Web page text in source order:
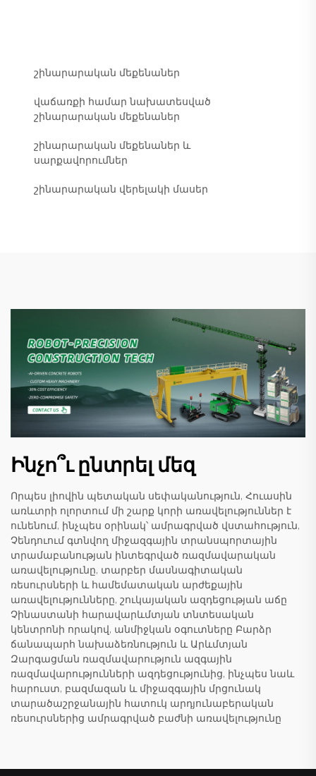
շինարարական մեքենաներ
վաճառքի համար նախատեսված
շինարարական մեքենաներ
շինարարական մեքենաներ և
սարքավորումներ
շինարարական վերելակի մասեր
Ինչո՞ւ ընտրել մեզ
Որպես լիովին պետական սեփականություն, Հուասին
առևտրի ոլորտում մի շարք կորի առավելություններ է
ունենում, ինչպես օրինակ՝ ամրագրված վստահություն,
Չենդուում գտնվող միջազգային տրանսպորտային
տրամաբանության ինտեգրված ռազմավարական
առավելությունը, տարբեր մասնագիտական
ռեսուրսների և համեմատական արժեքային
առավելությունները, շուկայական ազդեցության աճը
Չինաստանի հարավարևմտյան տնտեսական
կենտրոնի որակով, անմիջկան օգուտները Բարձր
ճանապարհ նախաձեռնություն և Արևմտյան
Զարգացման ռազմավարություն ազգային
ռազմավարությունների ազդեցությունից, ինչպես նաև
հարուստ, բազմազան և միջազգային մրցունակ
տարածաշրջանային հատուկ արդյունաբերական
ռեսուրսներից ամրագրված բաժնի առավելությունը